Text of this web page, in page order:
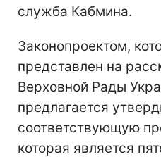
служба Кабмина.
Законопроектом,
представлен на
Верховной Рады
предлагается
соответствующую
которая является